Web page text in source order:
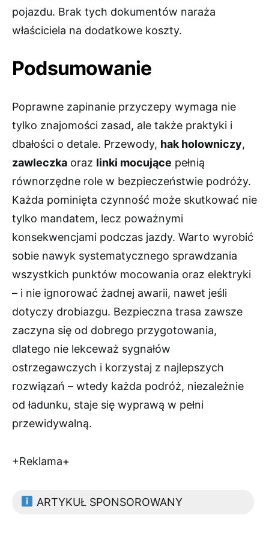
pojazdu. Brak tych dokumentów naraża
właściciela na dodatkowe koszty.
Podsumowanie
Poprawne zapinanie przyczepy wymaga nie
tylko znajomości zasad, ale także praktyki i
dbałości o detale. Przewody, hak holowniczy,
zawleczka oraz linki mocujące pełnią
równorzędne role w bezpieczeństwie podróży.
Każda pominięta czynność może skutkować nie
tylko mandatem, lecz poważnymi
konsekwencjami podczas jazdy. Warto wyrobić
sobie nawyk systematycznego sprawdzania
wszystkich punktów mocowania oraz elektryki
– i nie ignorować żadnej awarii, nawet jeśli
dotyczy drobiazgu. Bezpieczna trasa zawsze
zaczyna się od dobrego przygotowania,
dlatego nie lekceważ sygnałów
ostrzegawczych i korzystaj z najlepszych
rozwiązań – wtedy każda podróż, niezależnie
od ładunku, staje się wyprawą w pełni
przewidywalną.
+Reklama+
ARTYKUŁ SPONSOROWANY